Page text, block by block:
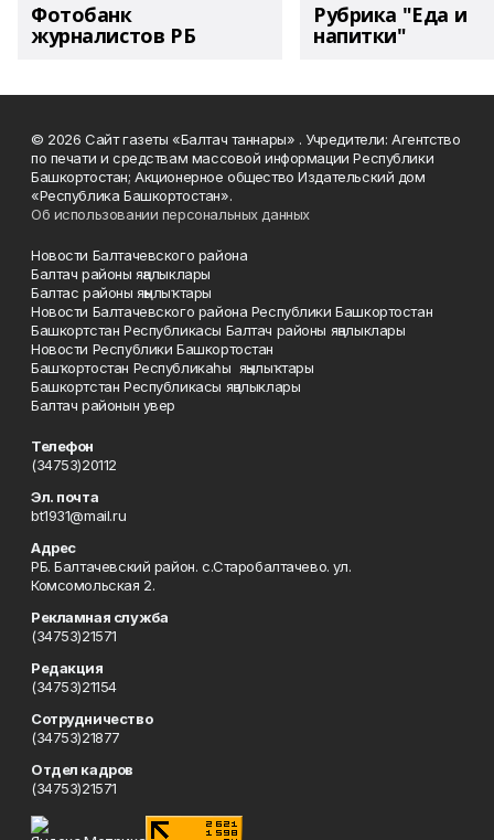
Фотобанк
журналистов РБ
Рубрика "Еда и
напитки"
© 2026 Сайт газеты «Балтач таннары» . Учредители: Агентство
по печати и средствам массовой информации Республики
Башкортостан; Акционерное общество Издательский дом
«Республика Башкортостан».
Об использовании персональных данных
Новости Балтачевского района
Балтач районы яңалыклары
Балтас районы яңылыҡтары
Новости Балтачевского района Республики Башкортостан
Башкортстан Республикасы Балтач районы яңалыклары
Новости Республики Башкортостан
Башҡортостан Республикаһы яңылыҡтары
Башкортстан Республикасы яңалыклары
Балтач районын увер
Телефон
(34753)20112
Эл. почта
bt1931@mail.ru
Адрес
РБ. Балтачевский район. с.Старобалтачево. ул.
Комсомольская 2.
Рекламная служба
(34753)21571
Редакция
(34753)21154
Сотрудничество
(34753)21877
Отдел кадров
(34753)21571